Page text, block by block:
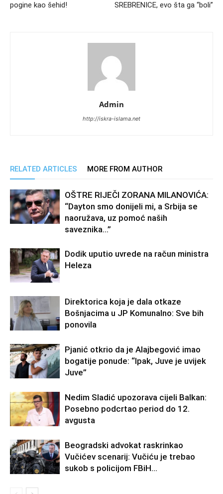
pogine kao šehid!
SREBRENICE, evo šta ga “boli”
Admin
http://iskra-islama.net
RELATED ARTICLES MORE FROM AUTHOR
OŠTRE RIJEČI ZORANA MILANOVIĆA:
“Dayton smo donijeli mi, a Srbija se
naoružava, uz pomoć naših
saveznika…”
Dodik uputio uvrede na račun ministra
Heleza
Direktorica koja je dala otkaze
Bošnjacima u JP Komunalno: Sve bih
ponovila
Pjanić otkrio da je Alajbegović imao
bogatije ponude: “Ipak, Juve je uvijek
Juve”
Nedim Sladić upozorava cijeli Balkan:
Posebno podcrtao period do 12.
avgusta
Beogradski advokat raskrinkao
Vučićev scenarij: Vučiću je trebao
sukob s policijom FBiH…